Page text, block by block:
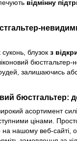
відмінну
суконь, блузок з
бюстгальтер-
залишаючись
бюстгальтер:
асортимент
цінами.
на нашому веб-сайті,